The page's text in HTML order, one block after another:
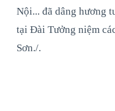
Nội... đã dâng hương
tại Đài Tưởng niệm
Sơn./.